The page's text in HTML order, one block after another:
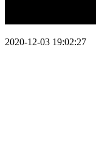
2020-12-03 19:02:27